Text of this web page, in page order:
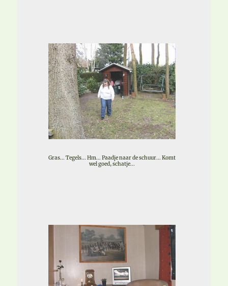
Gras... Tegels... Hm... Paadje naar de schuur... Komt
wel goed, schatje...